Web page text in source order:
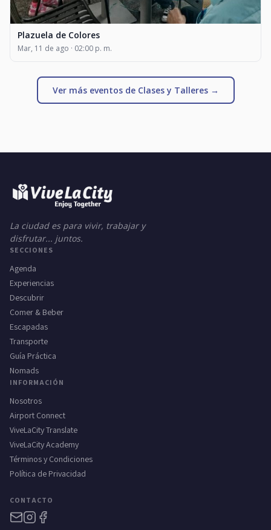
Plazuela de Colores
Mar, 11 de ago · 02:00 p. m.
Ver más eventos de Clases y Talleres →
La ciudad es para vivir, trabajar y
disfrutar... juntos.
SECCIONES
Agenda
Experiencias
Descubrir
Comer & Beber
Escapadas
Transporte
Guía Práctica
Nomads
INFORMACIÓN
Nosotros
Airport Connect
ViveLaCity Translate
ViveLaCity Academy
Términos y Condiciones
Política de Privacidad
CONTACTO